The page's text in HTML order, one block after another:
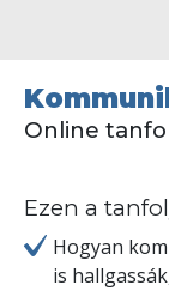
Online
Ezen a
Hogyan
is